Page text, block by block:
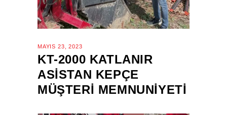
MAYIS 23, 2023
KT-2000 KATLANIR
ASISTAN KEPÇE
MÜŞTERI MEMNUNIYETI